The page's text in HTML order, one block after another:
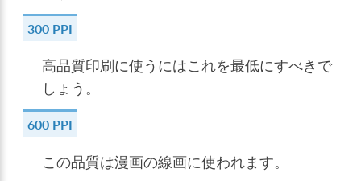
300 PPI
高品質印刷に使うにはこれを最低にすべきで
しょう。
600 PPI
この品質は漫画の線画に使われます。